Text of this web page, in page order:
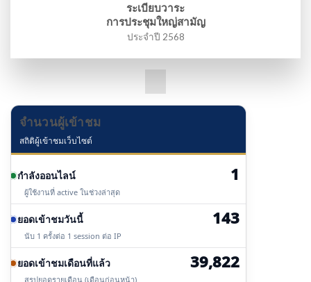
ระเบียบวาระ
การประชุมใหญ่สามัญ
ประจำปี 2568
จำนวนผู้เข้าชม
สถิติผู้เข้าชมเว็บไซต์
กำลังออนไลน์ 1
ผู้ใช้งานที่ active ในช่วงล่าสุด
ยอดเข้าชมวันนี้ 143
นับ 1 ครั้งต่อ 1 session ต่อ IP
ยอดเข้าชมเดือนที่แล้ว 39,822
สรุปยอดรายเดือน (เดือนก่อนหน้า)